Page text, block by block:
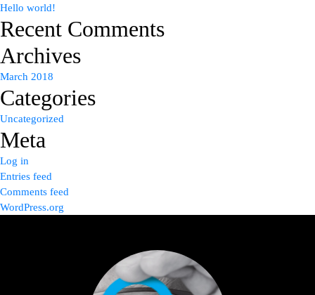
Hello world!
Recent Comments
Archives
March 2018
Categories
Uncategorized
Meta
Log in
Entries feed
Comments feed
WordPress.org